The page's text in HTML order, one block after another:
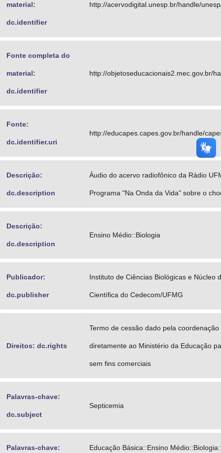
material:
dc.identifier
http://acervodigital.unesp.br/handle/
Fonte completa do
material:
dc.identifier
http://objetoseducacionais2.mec.gov.br/
Fonte:
dc.identifier.uri
http://educapes.capes.gov.br/handle/
Descrição:
dc.description
Áudio do acervo radiofônico da Rádio
Programa "Na Onda da Vida" sobre o
Descrição:
dc.description
Ensino Médio::Biologia
Publicador:
dc.publisher
Instituto de Ciências Biológicas e Núcleo
Científica do Cedecom/UFMG
Direitos: dc.rights
Termo de cessão dado pela
diretamente ao Ministério da Educação
sem fins comerciais
Palavras-chave:
dc.subject
Septicemia
Palavras-chave: Educação Básica::Ensino